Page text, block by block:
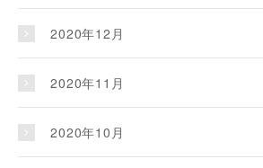
2020年12月
2020年11月
2020年10月